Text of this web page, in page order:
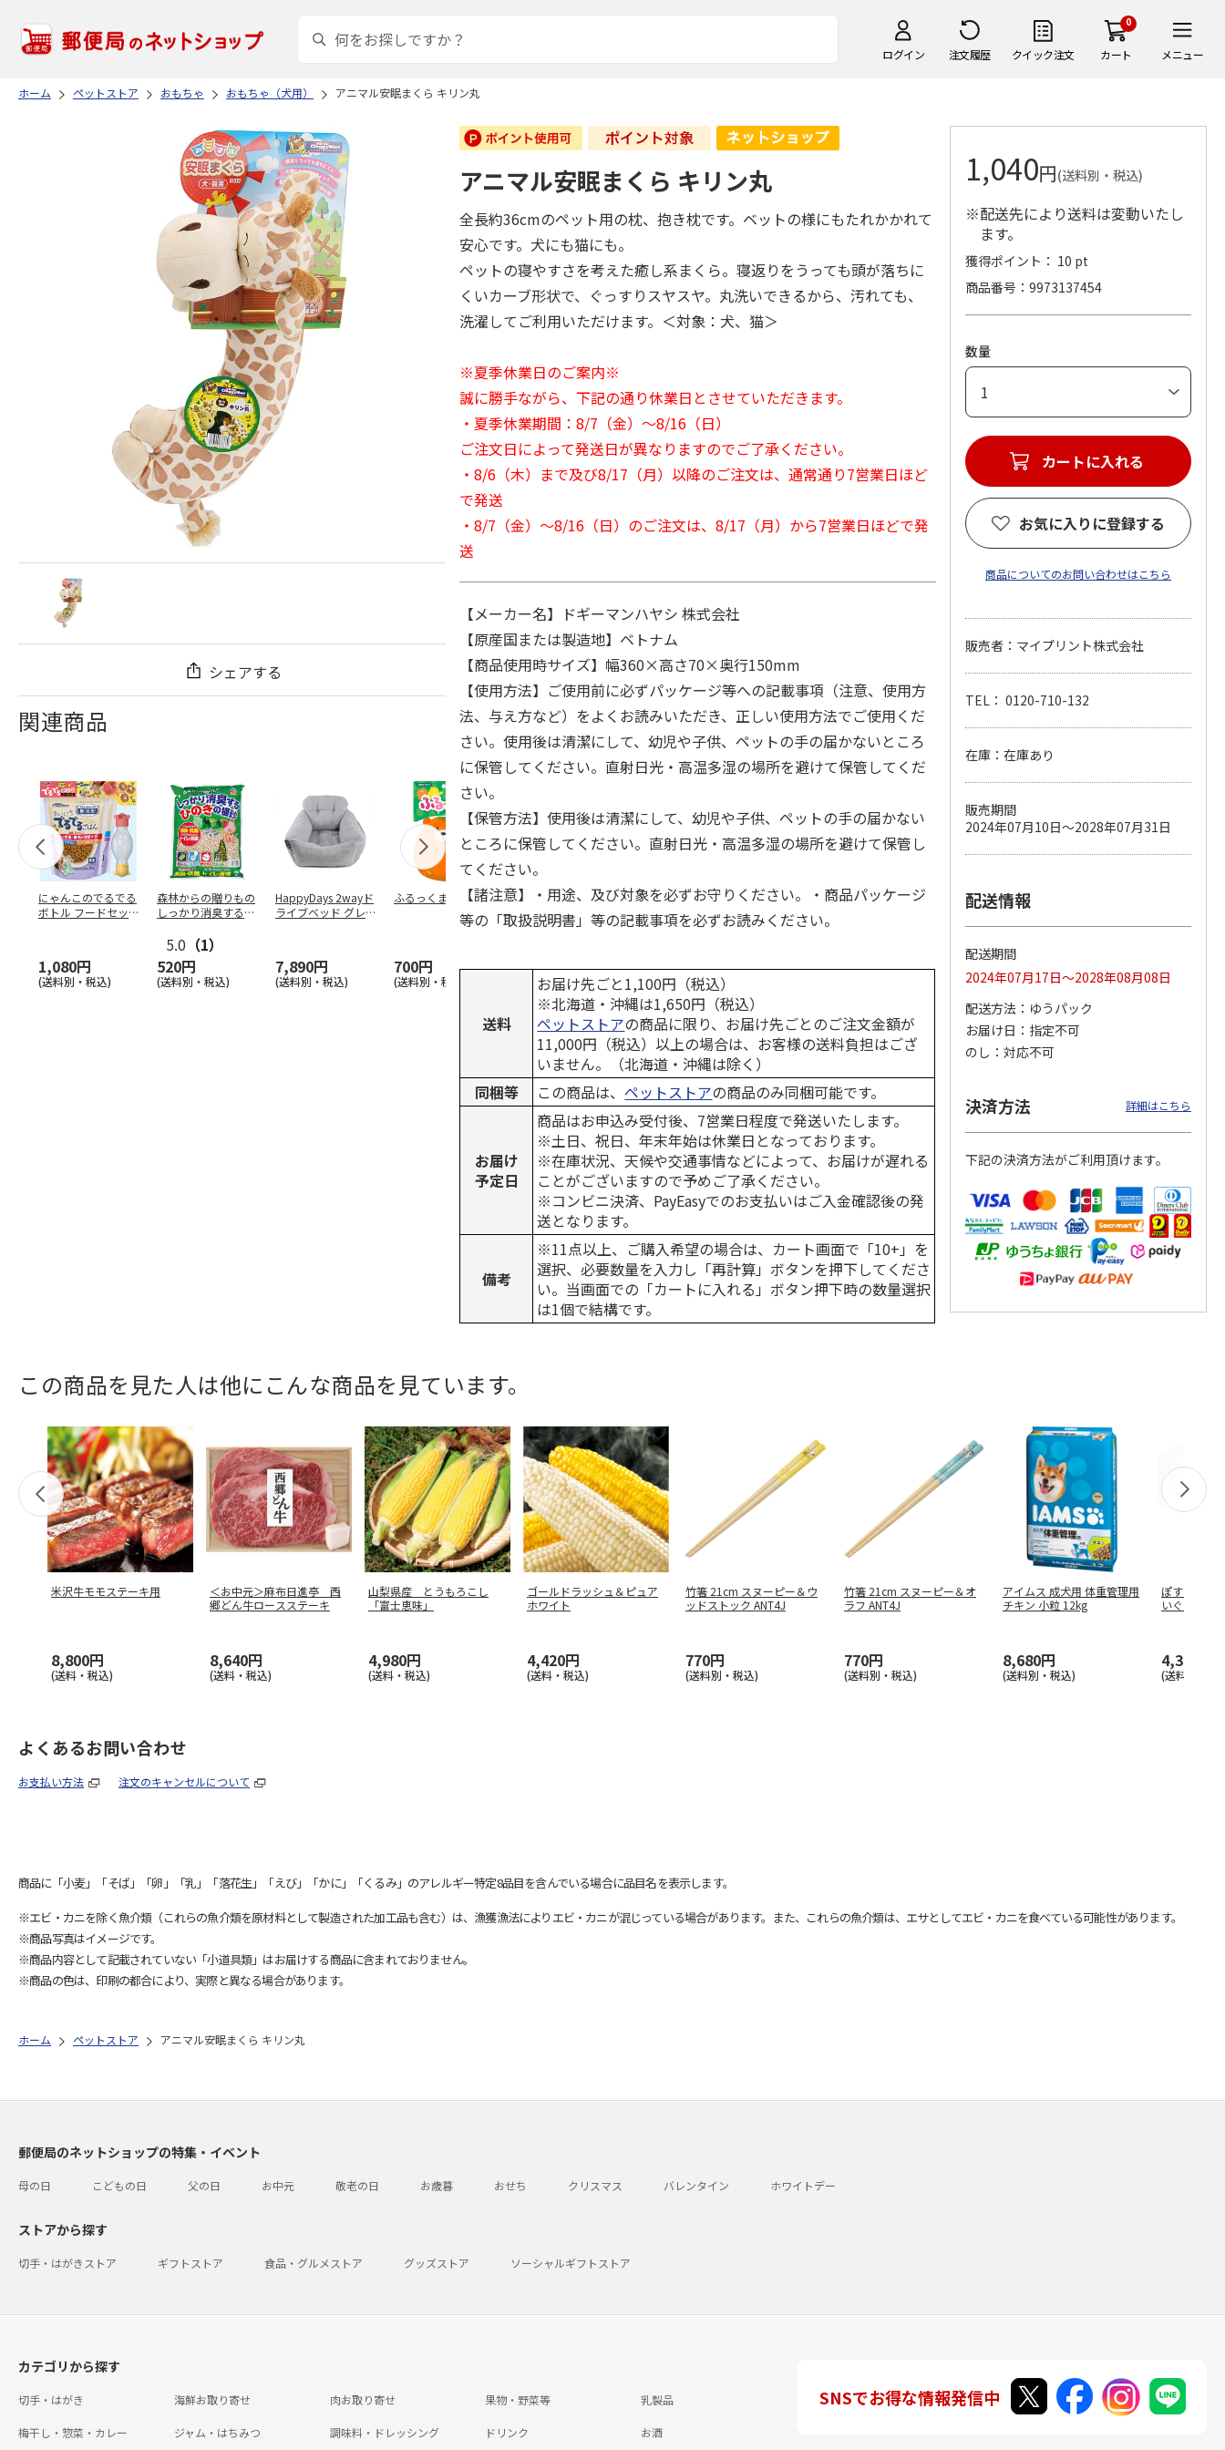
ログイン 注文履歴 クイック注文
0
カート メニュー
ホーム ペットストア おもちゃ おもちゃ（犬用） アニマル安眠まくら キリン丸
シェアする
関連商品
にゃんこのでるでる
ボトル フードセッ
1,080円
(送料別・税込)
森林からの贈りもの
しっかり消臭するひ
5.0 （1）
520円
(送料別・税込)
HappyDays 2wayド
ライブベッド グレ
7,890円
(送料別・税込)
ふるっくま みかん
700円
(送料別・税込)
デオトイレ 飛び散
らない消臭・抗菌サ
ンド 4L
1,320円
(送料別・税込)
獣医師開発 ニオイ
をとる砂専用 猫ト
イレ ナチュラルグ
1,550円
(送料別・税込)
無添加良品 カムカ
ムデンタルコーン
ぐるぐるボーン型 S
470円
銀のスプーン パウ
120円
ペット線香 虹のか
なた フルーティフ
ローラルの香り
590円
(送料別・税込)
えBOX とりささ…
380円
(送料別・税込)
アニマル安眠まくら キリン丸
全長約36cmのペット用の枕、抱き枕です。ベットの様にもたれかかれて
安心です。犬にも猫にも。
ペットの寝やすさを考えた癒し系まくら。寝返りをうっても頭が落ちに
くいカーブ形状で、ぐっすりスヤスヤ。丸洗いできるから、汚れても、
洗濯してご利用いただけます。＜対象：犬、猫＞
※夏季休業日のご案内※
誠に勝手ながら、下記の通り休業日とさせていただきます。
・夏季休業期間：8/7（金）～8/16（日）
ご注文日によって発送日が異なりますのでご了承ください。
・8/6（木）まで及び8/17（月）以降のご注文は、通常通り7営業日ほど
で発送
・8/7（金）～8/16（日）のご注文は、8/17（月）から7営業日ほどで発
送
【メーカー名】ドギーマンハヤシ 株式会社
【原産国または製造地】ベトナム
【商品使用時サイズ】幅360×高さ70×奥行150mm
【使用方法】ご使用前に必ずパッケージ等への記載事項（注意、使用方
法、与え方など）をよくお読みいただき、正しい使用方法でご使用くだ
さい。使用後は清潔にして、幼児や子供、ペットの手の届かないところ
に保管してください。直射日光・高温多湿の場所を避けて保管してくだ
さい。
【保管方法】使用後は清潔にして、幼児や子供、ペットの手の届かない
ところに保管してください。直射日光・高温多湿の場所を避けて保管し
てください。
【諸注意】・用途、及び対象を必ずお守りください。・商品パッケージ
等の「取扱説明書」等の記載事項を必ずお読みください。
送料
お届け先ごと1,100円（税込）
※北海道・沖縄は1,650円（税込）
ペットストアの商品に限り、お届け先ごとのご注文金額が
11,000円（税込）以上の場合は、お客様の送料負担はござ
いません。（北海道・沖縄は除く）
同梱等
この商品は、ペットストアの商品のみ同梱可能です。
お届け
予定日
商品はお申込み受付後、7営業日程度で発送いたします。
※土日、祝日、年末年始は休業日となっております。
※在庫状況、天候や交通事情などによって、お届けが遅れる
ことがございますので予めご了承ください。
※コンビニ決済、PayEasyでのお支払いはご入金確認後の発
送となります。
備考
※11点以上、ご購入希望の場合は、カート画面で「10+」を
選択、必要数量を入力し「再計算」ボタンを押下してくださ
い。当画面での「カートに入れる」ボタン押下時の数量選択
は1個で結構です。
1,040円(送料別・税込)
※配送先により送料は変動いたし
ます。
獲得ポイント： 10 pt
商品番号
9973137454
数量
カートに入れる
お気に入りに登録する
商品についてのお問い合わせはこちら
販売者：マイプリント株式会社
TEL： 0120-710-132
在庫：在庫あり
販売期間
2024年07月10日～2028年07月31日
配送情報
配送期間
2024年07月17日～2028年08月08日
配送方法
ゆうパック
お届け日
指定不可
のし
対応不可
決済方法 詳細はこちら
下記の決済方法がご利用頂けます。
この商品を見た人は他にこんな商品を見ています。
米沢牛モモステーキ用
8,800円
(送料・税込)
＜お中元＞麻布日進亭 西
郷どん牛ロースステーキ
8,640円
(送料・税込)
山梨県産 とうもろこし
「富士恵味」
4,980円
(送料・税込)
ゴールドラッシュ＆ピュア
ホワイト
4,420円
(送料・税込)
竹箸 21cm スヌーピー＆ウ
ッドストック ANT4J
770円
(送料別・税込)
竹箸 21cm スヌーピー＆オ
ラフ ANT4J
770円
(送料別・税込)
アイムス 成犬用 体重管理用
チキン 小粒 12kg
8,680円
(送料別・税込)
ぽすみるく
いぐるみ
4,300円
(送料別・税
よくあるお問い合わせ
お支払い方法 注文のキャンセルについて
商品に「小麦」「そば」「卵」「乳」「落花生」「えび」「かに」「くるみ」のアレルギー特定8品目を含んでいる場合に品目名を表示します。
※エビ・カニを除く魚介類（これらの魚介類を原材料として製造された加工品も含む）は、漁獲漁法によりエビ・カニが混じっている場合があります。また、これらの魚介類は、エサとしてエビ・カニを食べている可能性があります。
※商品写真はイメージです。
※商品内容として記載されていない「小道具類」はお届けする商品に含まれておりません。
※商品の色は、印刷の都合により、実際と異なる場合があります。
ホーム ペットストア アニマル安眠まくら キリン丸
郵便局のネットショップの特集・イベント
母の日 こどもの日 父の日 お中元 敬老の日 お歳暮 おせち クリスマス バレンタイン ホワイトデー
ストアから探す
切手・はがきストア ギフトストア 食品・グルメストア グッズストア ソーシャルギフトストア
カテゴリから探す
切手・はがき 海鮮お取り寄せ 肉お取り寄せ 果物・野菜等 乳製品
梅干し・惣菜・カレー ジャム・はちみつ 調味料・ドレッシング ドリンク お酒
SNSでお得な情報発信中